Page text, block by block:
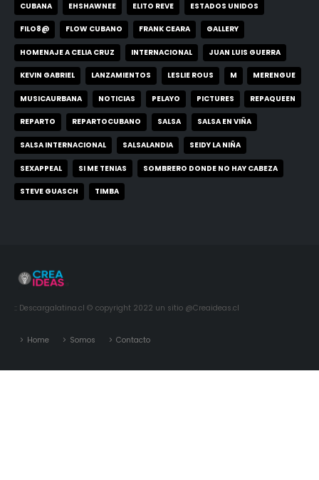
CUBANA EHSHAWNEE ELITO REVE ESTADOS UNIDOS
FILO8@ FLOW CUBANO FRANK CEARA GALLERY
HOMENAJE A CELIA CRUZ INTERNACIONAL JUAN LUIS GUERRA
KEVIN GABRIEL LANZAMIENTOS LESLIE ROUS M MERENGUE
MUSICAURBANA NOTICIAS PELAYO PICTURES REPAQUEEN
REPARTO REPARTOCUBANO SALSA SALSA EN VIÑA
SALSA INTERNACIONAL SALSALANDIA SEIDY LA NIÑA
SEXAPPEAL SI ME TENIAS SOMBRERO DONDE NO HAY CABEZA
STEVE GUASCH TIMBA